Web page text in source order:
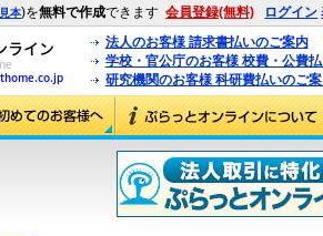
見本)を無料で作成できます 会員登録(無料) ログイン
法人のお客様 請求書払いのご案内
学校・官公庁のお客様 校費・公費
研究機関のお客様 科研費払いのご